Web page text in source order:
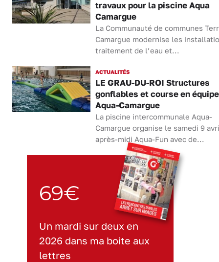
travaux pour la piscine Aqua
Camargue
La Communauté de communes
Camargue modernise les
traitement de l’eau et...
ACTUALITÉS
LE GRAU-DU-ROI Structures
gonflables et course en
Aqua-Camargue
La piscine intercommunale Aqua-
Camargue organise le samedi 9
après-midi Aqua-Fun avec de...
69€
Un mardi sur deux en
2026 dans ma boite aux
lettres